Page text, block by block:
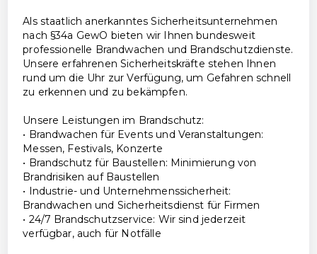
Als staatlich anerkanntes Sicherheitsunternehmen
nach §34a GewO bieten wir Ihnen bundesweit
professionelle Brandwachen und Brandschutzdienste.
Unsere erfahrenen Sicherheitskräfte stehen Ihnen
rund um die Uhr zur Verfügung, um Gefahren schnell
zu erkennen und zu bekämpfen.
Unsere Leistungen im Brandschutz:
• Brandwachen für Events und Veranstaltungen:
Messen, Festivals, Konzerte
• Brandschutz für Baustellen: Minimierung von
Brandrisiken auf Baustellen
• Industrie- und Unternehmenssicherheit:
Brandwachen und Sicherheitsdienst für Firmen
• 24/7 Brandschutzservice: Wir sind jederzeit
verfügbar, auch für Notfälle